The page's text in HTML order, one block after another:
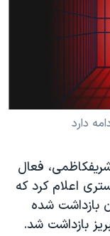
دارد
فعال
اعلام کرد که
بازداشت شده
بازداشت شد.